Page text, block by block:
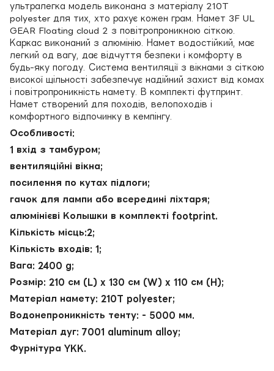
ультралегка модель виконана з матеріалу 210T
polyester для тих, хто рахує кожен грам. Намет 3F UL
GEAR Floating cloud 2 з повітропроникною сіткою.
Каркас виконаний з алюмінію. Намет водостійкий, має
легкий од вагу, дає відчуття безпеки і комфорту в
будь-яку погоду. Система вентиляції з вікнами з сіткою
високої щільності забезпечує надійний захист від комах
і повітропроникність намету. В комплекті футпринт.
Намет створений для походів, велопоходів і
комфортного відпочинку в кемпінгу.
Особливості:
1 вхід з тамбуром;
вентиляційні вікна;
посилення по кутах підлоги;
гачок для лампи або всередині ліхтаря;
алюмінієві Колышки в комплекті footprint.
Кількість місць:2;
Кількість входів: 1;
Вага: 2400 g;
Розмір: 210 см (L) x 130 см (W) x 110 см (H);
Матеріал намету: 210T polyester;
Водонепроникність тенту: - 5000 мм.
Матеріал дуг: 7001 aluminum alloy;
Фурнітура YKK.